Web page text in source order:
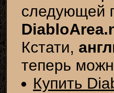
следующей
Кстати,
теперь
Купить